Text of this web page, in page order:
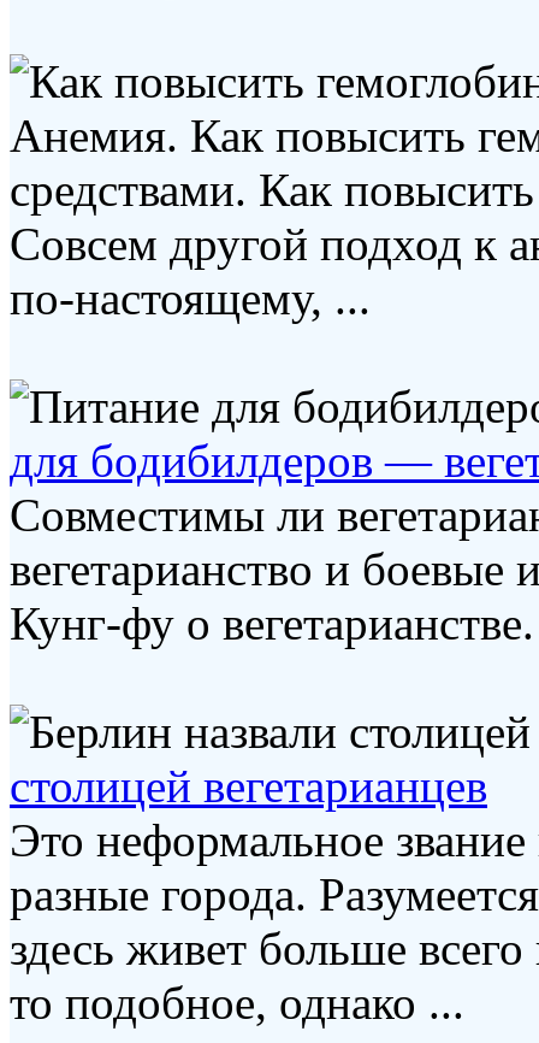
Анемия. Как повысить
средствами. Как
Совсем другой подход к
по-настоящему, ...
для бодибилдеров —
Совместимы ли
вегетарианство и боевые
Кунг-фу о
столицей вегетарианцев
Это неформальное
разные города.
здесь живет больше
то подобное, однако ...